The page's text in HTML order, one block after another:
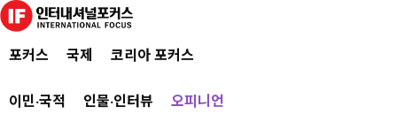
포커스 국제 코리아 포커스
이민·국적 인물·인터뷰 오피니언